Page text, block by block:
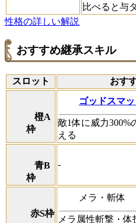
比べると与
性格の詳しい解説
おすすめ継承スキル
スロット おす
橙A
枠
ゴッドスマ
敵1体に威力300%
える
青B
枠
-
赤S枠
メラ・斬体
メラ属性斬撃・体